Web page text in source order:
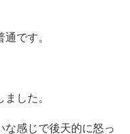
です。
した。
な感じで後天的に怒っ